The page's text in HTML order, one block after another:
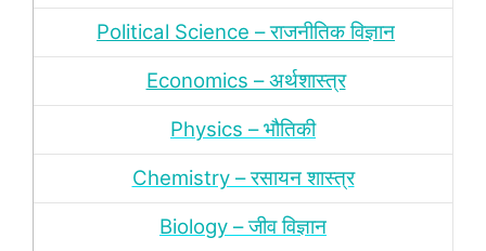
Political Science – राजनीतिक विज्ञान
Economics – अर्थशास्‍त्र
Physics – भौतिकी
Chemistry – रसायन शास्‍त्र
Biology – जीव विज्ञान